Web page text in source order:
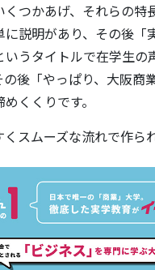
くつかあげ、それらの特
に説明があり、その後「
いうタイトルで在学生の
後「やっぱり、大阪商
くくりです。
スムーズな流れで作ら